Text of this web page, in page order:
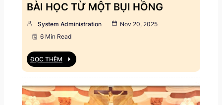
BÀI HỌC TỪ MỘT BỤI HỒNG
System Administration
Nov 20, 2025
6 Min Read
ĐỌC THÊM